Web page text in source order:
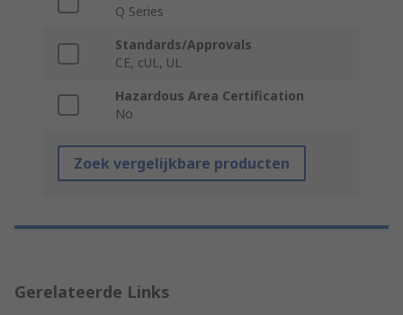
Q Series
Standards/Approvals
CE, cUL, UL
Hazardous Area Certification
No
Zoek vergelijkbare producten
Gerelateerde Links